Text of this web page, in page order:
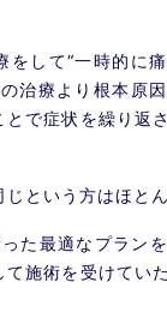
をして“一時的に
治療より根本原
とで症状を繰り返
という方はほと
た最適なプラン
施術を受けてい